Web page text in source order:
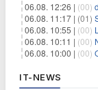
06.08. 12:26 | (00)
06.08. 11:17 | (01)
06.08. 10:55 | (00)
06.08. 10:11 | (00)
06.08. 10:00 | (00)
IT-NEWS